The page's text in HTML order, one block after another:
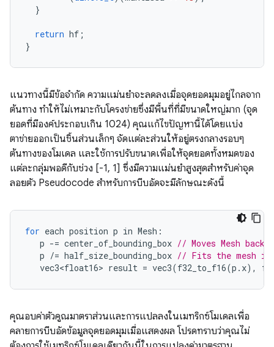
}
return hf ;
}
แนวทางนี้มีข้อจำกัด ความแม่นยําจะลดลงเมื่อจุดยอดมุมอยู่ไกลจาก
ต้นทาง ทำให้ไม่เหมาะกับโครงข่ายซึ่งมีพื้นที่ที่มีขนาดใหญ่มาก (จุด
ยอดที่มีองค์ประกอบเกิน 1024) คุณแก้ไขปัญหานี้ได้โดยแบ่ง
ตาข่ายออกเป็นชิ้นส่วนเล็กๆ จัดแต่ละส่วนให้อยู่ตรงกลางรอบๆ
ต้นทางของโมเดล และใช้การปรับขนาดเพื่อให้จุดยอดทั้งหมดของ
แต่ละกลุ่มพอดีกับช่วง [-1, 1] ซึ่งมีความแม่นยำสูงสุดสำหรับค่าจุด
ลอยตัว Pseudocode สำหรับการบีบอัดจะมีลักษณะดังนี้
for each position p in Mesh :
p -= center_of_bounding_box // Moves Mesh
p /= half_size_bounding_box // Fits the mesh
vec3<float16> result = vec3(f32_to_f16(p . x),
คุณอบค่าตัวคูณมาตราส่วนและการแปลลงในเมทริกซ์โมเดลเพื่อ
คลายการบีบอัดข้อมูลจุดยอดมุมเมื่อแสดงผล โปรดทราบว่าคุณไม่